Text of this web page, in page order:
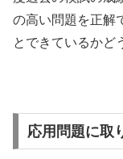
の高い問題を正解
とできているかど
応用問題に取